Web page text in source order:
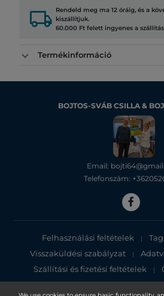
local_shipping Rendeld meg ma 12 óráig, és a
kiszállítjuk.
60.000 Ft felett ingyenes a
Termékinformáció
BOJTOS-SVÁB CSILLA &
Email:
Telefonszám:
Felhasználási feltételek |
Visszaküldési szabályzat |
Szállítási és fizetési feltételek |
Adatvédelmi